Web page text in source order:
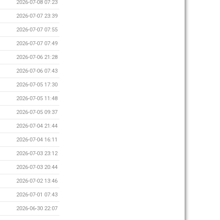
2026-07-08 07:23
2026-07-07 23:39
2026-07-07 07:55
2026-07-07 07:49
2026-07-06 21:28
2026-07-06 07:43
2026-07-05 17:30
2026-07-05 11:48
2026-07-05 09:37
2026-07-04 21:44
2026-07-04 16:11
2026-07-03 23:12
2026-07-03 20:44
2026-07-02 13:46
2026-07-01 07:43
2026-06-30 22:07